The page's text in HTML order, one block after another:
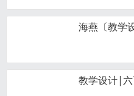
海燕〔教学
教学设计|六